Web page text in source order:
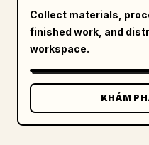
Collect materials,
finished work, and
workspace.
KHÁM